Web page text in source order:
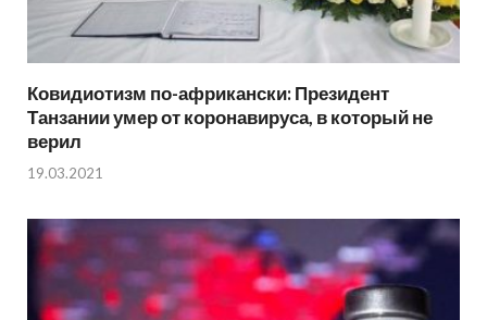
Ковидиотизм по-африкански: Президент
Танзании умер от коронавируса, в который не
верил
19.03.2021